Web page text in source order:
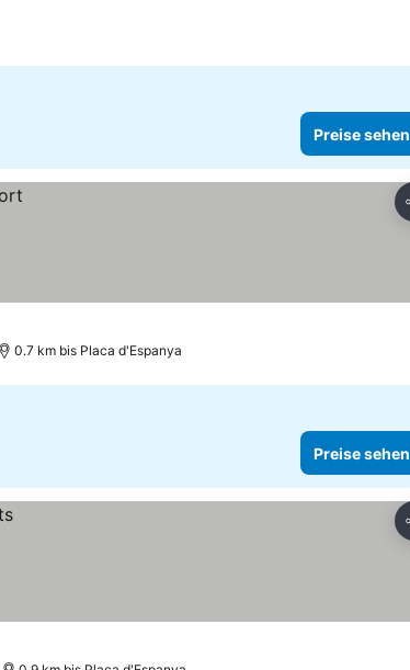
Preise sehen
0.7 km bis Placa d'Espanya
Preise sehen